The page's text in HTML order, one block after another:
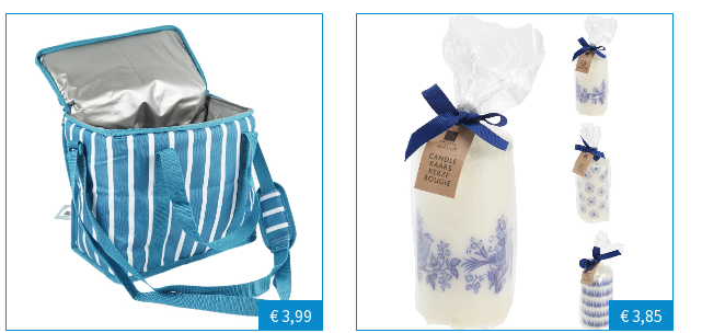
€ 3,99 € 3,85